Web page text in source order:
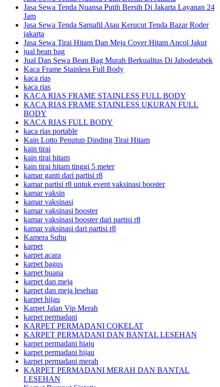
Jasa Sewa Tenda Nuansa Putih Bersih Di Jakarta Layanan 24
Jam
Jasa Sewa Tenda Sarnafil Atau Kerucut Tenda Bazar Roder
jakarta
Jasa Sewa Tirai Hitam Dan Meja Cover Hitam Ancol Jakut
jual bean bag
Jual Dan Sewa Bean Bag Murah Berkualitas Di Jabodetabek
Kaca Frame Stainless Full Body
kaca rias
kaca rias
KACA RIAS FRAME STAINLESS FULL BODY
KACA RIAS FRAME STAINLESS UKURAN FULL
BODY
KACA RIAS FULL BODY
kaca rias portable
Kain Lotto Penutup Dinding Tirai Hitam
kain tirai
kain tirai hitam
kain tirai hitam tinggi 5 meter
kamar ganti dari partisi r8
kamar partisi r8 untuk event vaksinasi booster
kamar vaksin
kamar vaksinasi
kamar vaksinasi booster
kamar vaksinasi booster dari partisi r8
kamar vaksinasi dari partisi r8
Kamera Suhu
karpet
karpet acara
karpet bagus
karpet buana
karpet dan meja
karpet dan meja lesehan
karpet hijau
Karpet Jalan Vip Merah
karpet permadani
KARPET PERMADANI COKELAT
KARPET PERMADANI DAN BANTAL LESEHAN
karpet permadani hiaju
karpet permadani hijau
karpet permadani merah
KARPET PERMADANI MERAH DAN BANTAL
LESEHAN